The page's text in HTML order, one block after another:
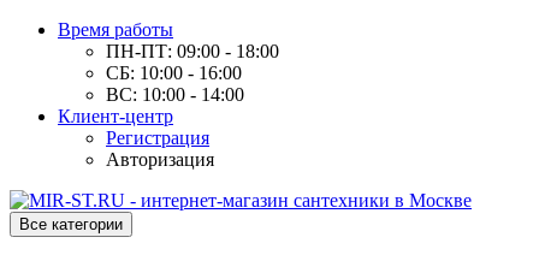
Время работы
ПН-ПТ: 09:00 - 18:00
СБ: 10:00 - 16:00
ВС: 10:00 - 14:00
Клиент-центр
Регистрация
Авторизация
Все категории